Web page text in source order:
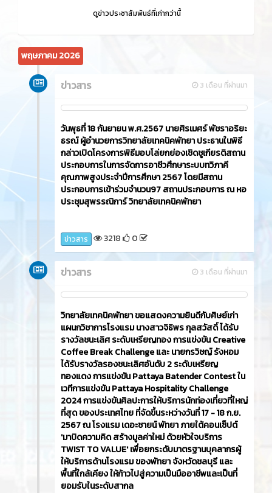
ดูข่าวประชาสัมพันธ์ที่เก่ากว่านี้
พฤษภาคม 2026
3 เดือน ที่ผ่านมา
ข่าวสาร
วันพุธที่ 18 กันยายน พ.ศ.2567 นายศิรเมศร์ พัชราอริยะ
ธรณ์ ผู้อำนวยการวิทยาลัยเทคนิคพัทยา ประธานในพิธี
กล่าวเปิดโครงการพิธีมอบโล่ยกย่องเชิดชูเกียรติสถาน
ประกอบการในการจัดการอาชีวศึกษาระบบทวิภาคี
คุณภาพสูงประจำปีการศึกษา 2567 โดยมีสถาน
ประกอบการเข้าร่วมจำนวน97 สถานประกอบการ ณ หอ
ประชุมสุพรรณิการ์ วิทยาลัยเทคนิคพัทยา
ข่าวสาร 3218 0
3 เดือน ที่ผ่านมา
ข่าวสาร
วิทยาลัยเทคนิคพัทยา ขอแสดงความยินดีกับศิษย์เก่า
แผนกวิชาการโรงแรม นางสาวจิธิพร กุลสวัสดิ์ ได้รับ
รางวัลชนะเลิศ ระดับเหรียญทอง การแข่งขัน Creative
Coffee Break Challenge และ นายกรวิชญ์ รังหอม
ได้รับรางวัลรองชนะเลิศอันดับ 2 ระดับเหรียญ
ทองแดง การแข่งขัน Pattaya Batender Contest ใน
เวทีการแข่งขัน Pattaya Hospitality Challenge
2024 การแข่งขันศิลปะการให้บริการนักท่องเที่ยวที่ใหญ่
ที่สุด ของประเทศไทย ที่จัดขึ้นระหว่างวันที่ 17 - 18 ก.ย.
2567 ณ โรงแรม เดอะซายน์ พัทยา ภายใต้คอนเซ็ปต์
'มาบิดความคิด สร้างมูลค่าใหม่ ด้วยหัวใจบริการ
TWIST TO VALUE' เพื่อยกระดับมาตรฐานบุคลากรผู้
ให้บริการด้านโรงแรม ของพัทยา จังหวัดชลบุรี และ
พื้นที่ใกล้เคียง ให้ก้าวไปสู่ความเป็นมืออาชีพและเป็นที่
ยอมรับในระดับสากล